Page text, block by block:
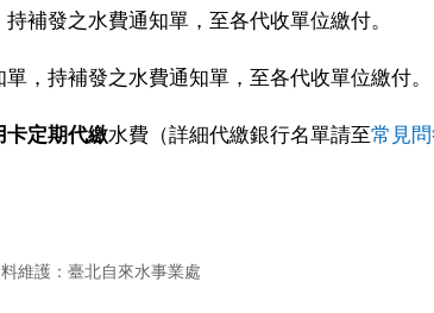
補發之水費通知單，至各代收單位繳付。
，持補發之水費通知單，至各代收單位繳付。
卡定期代繳水費（詳細代繳銀行名單請至常見
維護： 臺北自來水事業處